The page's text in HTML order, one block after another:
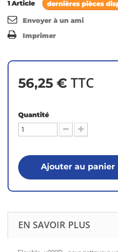
1Article dernières pièces
Envoyer à un ami
Imprimer
56,25 € TTC
Quantité
Ajouter au panier
EN SAVOIR PLUS